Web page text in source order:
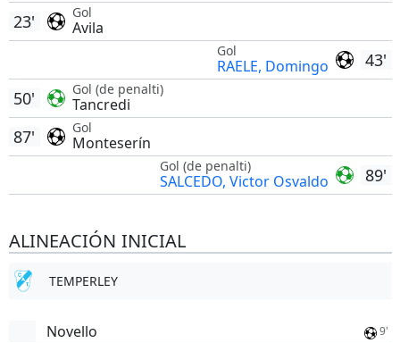
Gol
Avila
23'
43'
Gol
RAELE, Domingo
Gol (de penalti)
Tancredi
50'
Gol
Monteserín
87'
89'
Gol (de penalti)
SALCEDO, Victor Osvaldo
ALINEACIÓN INICIAL
TEMPERLEY
Novello 9'